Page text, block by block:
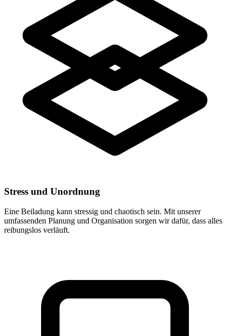
Stress und Unordnung
Eine Beiladung kann stressig und chaotisch sein. Mit unserer
umfassenden Planung und Organisation sorgen wir dafür, dass alles
reibungslos verläuft.